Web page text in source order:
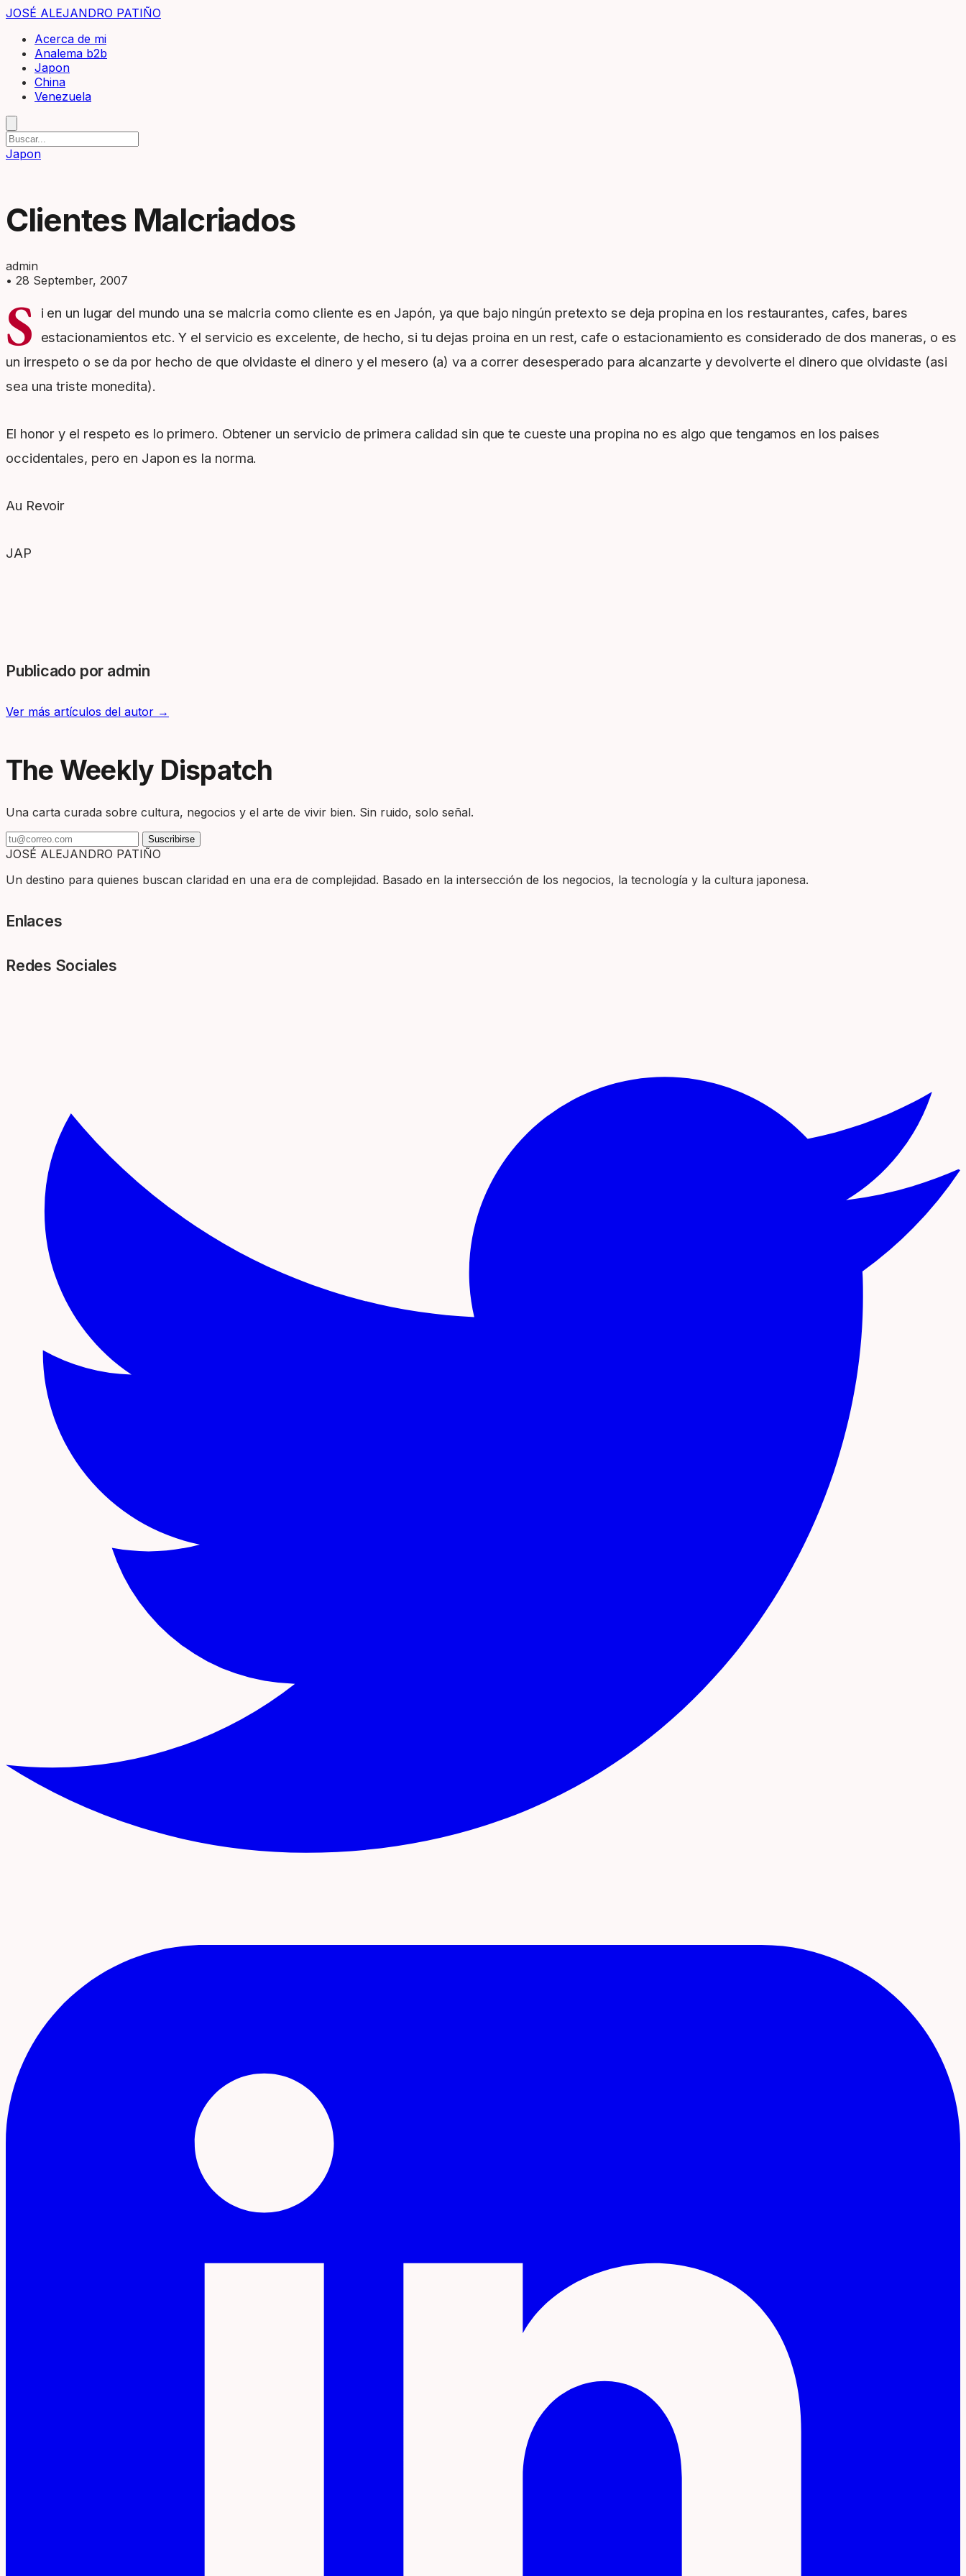
JOSÉ ALEJANDRO PATIÑO
Acerca de mi
Analema b2b
Japon
China
Venezuela
Japon
Clientes Malcriados
admin
• 28 September, 2007
S
i en un lugar del mundo una se malcria como cliente es en Japón, ya que bajo ningún pretexto se deja propina en los restaurantes, cafes, bares
estacionamientos etc. Y el servicio es excelente, de hecho, si tu dejas proina en un rest, cafe o estacionamiento es considerado de dos maneras, o es
un irrespeto o se da por hecho de que olvidaste el dinero y el mesero (a) va a correr desesperado para alcanzarte y devolverte el dinero que olvidaste (asi
sea una triste monedita).
El honor y el respeto es lo primero. Obtener un servicio de primera calidad sin que te cueste una propina no es algo que tengamos en los paises
occidentales, pero en Japon es la norma.
Au Revoir
JAP
Publicado por admin
Ver más artículos del autor →
The Weekly Dispatch
Una carta curada sobre cultura, negocios y el arte de vivir bien. Sin ruido, solo señal.
Suscribirse
JOSÉ ALEJANDRO PATIÑO
Un destino para quienes buscan claridad en una era de complejidad. Basado en la intersección de los negocios, la tecnología y la cultura japonesa.
Enlaces
Redes Sociales